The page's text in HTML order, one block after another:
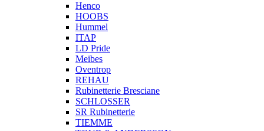
Henco
HOOBS
Hummel
ITAP
LD Pride
Meibes
Oventrop
REHAU
Rubinetterie Bresciane
SCHLOSSER
SR Rubinetterie
TIEMME